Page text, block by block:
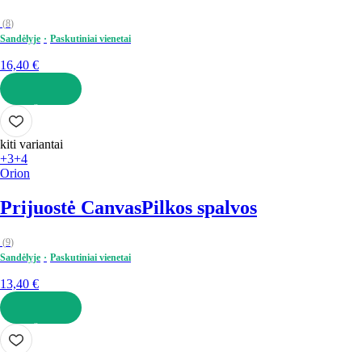
(8)
Sandėlyje
Paskutiniai vienetai
16,40 €
Į KREPŠELĮ
kiti variantai
+3+4
Orion
Prijuostė CanvasPilkos spalvos
(9)
Sandėlyje
Paskutiniai vienetai
13,40 €
Į KREPŠELĮ